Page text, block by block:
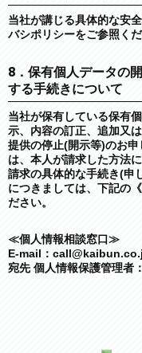
当社が講じる具体的な安
バシポリシーをご参照くだ
8．保有個人データの
する手続きについて
当社が保有している保有
示、内容の訂正、追加又
提供の停止(開示等)のお
は、本人が請求した方法
請求の具体的な手続き(申
につきましては、下記の
ださい。
≪個人情報相談窓口≫
E-mail：
宛先 個人情報保護管理者